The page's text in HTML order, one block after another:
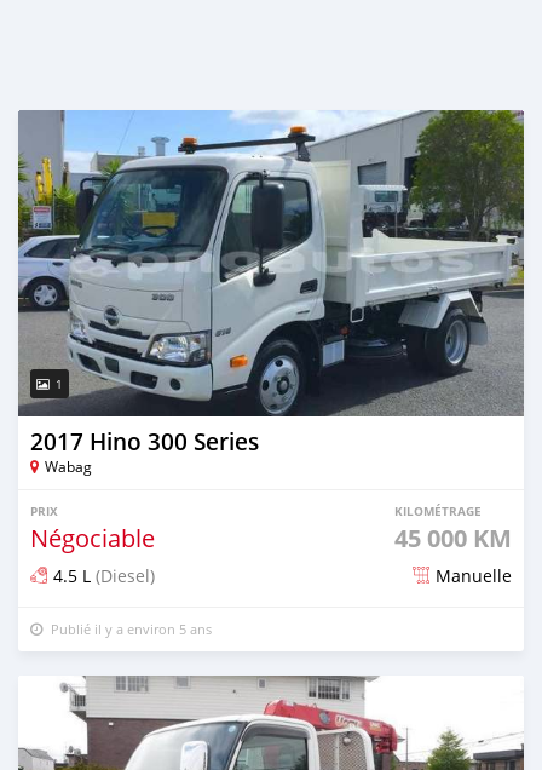
1
2017 Hino 300 Series
Wabag
PRIX
Négociable
KILOMÉTRAGE
45 000 KM
4.5 L (Diesel) Manuelle
Publié il y a environ 5 ans